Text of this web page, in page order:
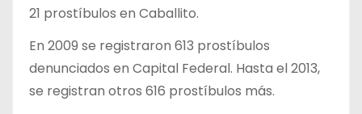
21 prostíbulos en Caballito.
En 2009 se registraron 613 prostíbulos
denunciados en Capital Federal. Hasta el 2013,
se registran otros 616 prostíbulos más.